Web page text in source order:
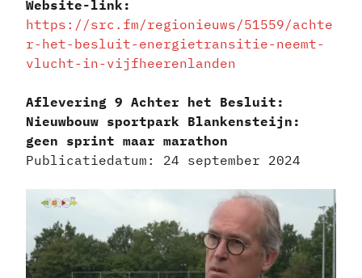
Website-link:
https://src.fm/regionieuws/51559/achte
r-het-besluit-energietransitie-neemt-
vlucht-in-vijfheerenlanden
Aflevering 9 Achter het Besluit:
Nieuwbouw sportpark Blankensteijn:
geen sprint maar marathon
Publicatiedatum: 24 september 2024